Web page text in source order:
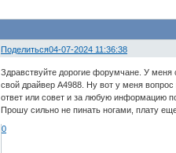
Поделиться04-07-2024 11:36:38
Здравствуйте дорогие форумчане. У меня
свой драйвер A4988. Ну вот у меня
ответ или совет и за любую информацию
Прошу сильно не пинать ногами, плату
0